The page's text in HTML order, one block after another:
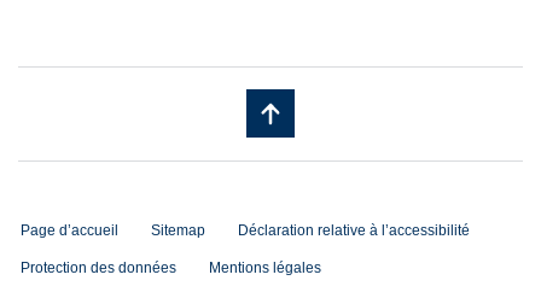
Page d’accueil Sitemap Déclaration relative à l’accessibilité
Protection des données Mentions légales